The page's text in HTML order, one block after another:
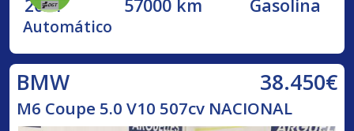
2021 57000 km Gasolina
Automático
BMW 38.450€
M6 Coupe 5.0 V10 507cv NACIONAL